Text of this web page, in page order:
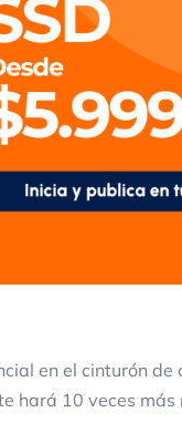
en el cinturón
hará 10 veces más